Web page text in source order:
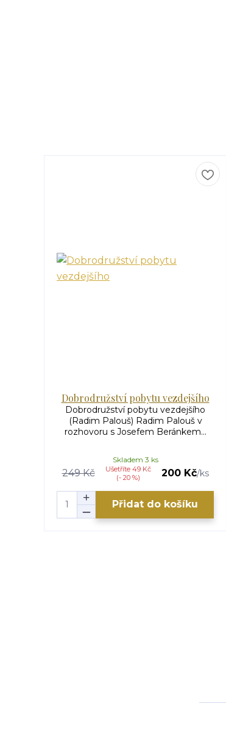
Dobrodružství pobytu vezdejšího
Dobrodružství pobytu vezdejšího
(Radim Palouš) Radim Palouš v
rozhovoru s Josefem Beránkem...
249 Kč
Ušetříte 49 Kč
(- 20 %)
200 Kč/ks
Skladem 3 ks
Přidat do košíku